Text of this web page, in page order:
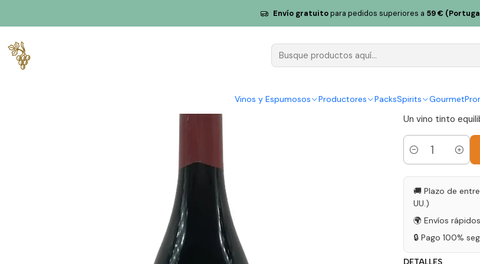
Vinos y Espumosos Productores PacksSpirits Gourmet
Envío gratuitopara pedidos superiores a 59 €
Quinta da Ribeira da Pêga Marufo 2024 Beira Interior
|
Un vino tinto
Cantidad
🚚 Plazo de
UU.)
🌍 Envíos
🔒 Pago 100%
DETALLES